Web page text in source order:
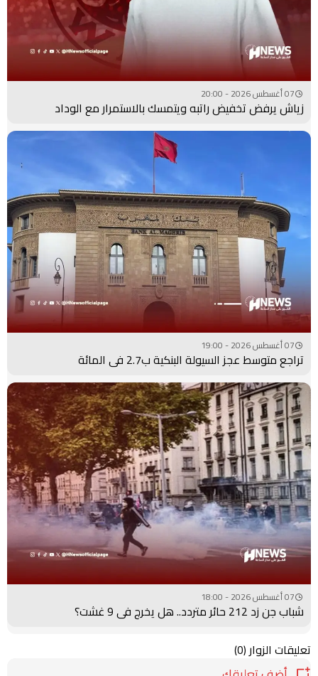
07 أغسطس 2026 - 20:00
زياش يرفض تخفيض راتبه ويتمسك بالاستمرار مع الوداد
07 أغسطس 2026 - 19:00
تراجع متوسط عجز السيولة البنكية ب2.7 في المائة
07 أغسطس 2026 - 18:00
شباب جن زد 212 حائر متردد.. هل يخرج في 9 غشت؟
تعليقات الزوار(0)